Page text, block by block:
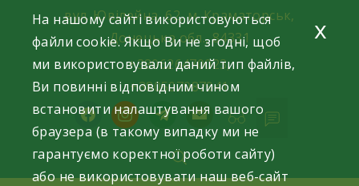
content
вул. Ювілейна, 62, м. Краматорськ,
Донецька обл., 84331
+380626470023,
+380507087941
facebookinstagramtelegram
mail
На нашому сайті використовуються
файли cookie. Якщо Ви не згодні, щоб
ми використовували даний тип файлів,
Ви повинні відповідним чином
встановити налаштування вашого
браузера (в такому випадку ми не
гарантуємо коректної роботи сайту)
або не використовувати наш веб-сайт
x